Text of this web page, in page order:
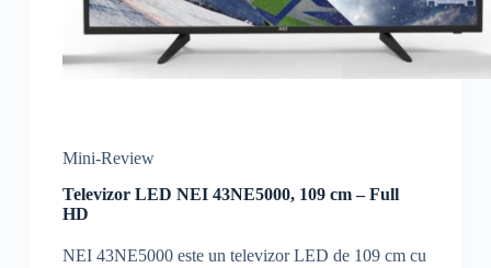
Mini-Review
Televizor LED NEI 43NE5000, 109 cm – Full
HD
NEI 43NE5000 este un televizor LED de 109 cm cu